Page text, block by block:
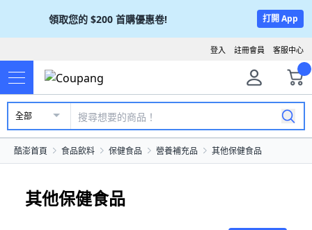
領取您的 $200 首購優惠卷! 打開 App
客服中心
註冊會員
登入
全部
酷澎首頁 食品飲料 保健食品 營養補充品 其他保健食品
其他保健食品